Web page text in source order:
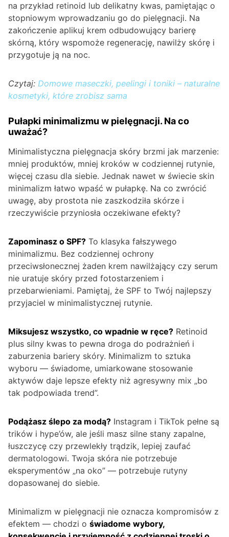
na przykład retinoid lub delikatny kwas, pamiętając o
stopniowym wprowadzaniu go do pielęgnacji. Na
zakończenie aplikuj krem odbudowujący barierę
skórną, który wspomoże regenerację, nawilży skórę i
przygotuje ją na noc.
Czytaj: Domowe maseczki, peelingi i toniki – naturalne
kosmetyki, które zrobisz sama
Pułapki minimalizmu w pielęgnacji. Na co
uważać?
Minimalistyczna pielęgnacja skóry brzmi jak marzenie:
mniej produktów, mniej kroków w codziennej rutynie,
więcej czasu dla siebie. Jednak nawet w świecie skin
minimalizm łatwo wpaść w pułapkę. Na co zwrócić
uwagę, aby prostota nie zaszkodziła skórze i
rzeczywiście przyniosła oczekiwane efekty?
Zapominasz o SPF? To klasyka fałszywego
minimalizmu. Bez codziennej ochrony
przeciwsłonecznej żaden krem nawilżający czy serum
nie uratuje skóry przed fotostarzeniem i
przebarwieniami. Pamiętaj, że SPF to Twój najlepszy
przyjaciel w minimalistycznej rutynie.
Miksujesz wszystko, co wpadnie w ręce? Retinoid
plus silny kwas to pewna droga do podrażnień i
zaburzenia bariery skóry. Minimalizm to sztuka
wyboru — świadome, umiarkowane stosowanie
aktywów daje lepsze efekty niż agresywny mix „bo
tak podpowiada trend”.
Podążasz ślepo za modą? Instagram i TikTok pełne są
trików i hype’ów, ale jeśli masz silne stany zapalne,
łuszczycę czy przewlekły trądzik, lepiej zaufać
dermatologowi. Twoja skóra nie potrzebuje
eksperymentów „na oko” — potrzebuje rutyny
dopasowanej do siebie.
Minimalizm w pielęgnacji nie oznacza kompromisów z
efektem — chodzi o świadome wybory,